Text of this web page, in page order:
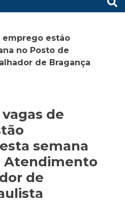
emprego estão
no Posto de
de Bragança
de
semana
Atendimento
de